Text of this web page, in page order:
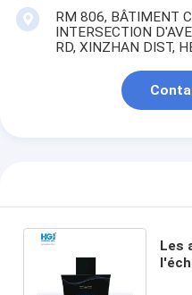
RM 806, BÂTIMENT
INTERSECTION
RD, XINZHAN DIST,
Les